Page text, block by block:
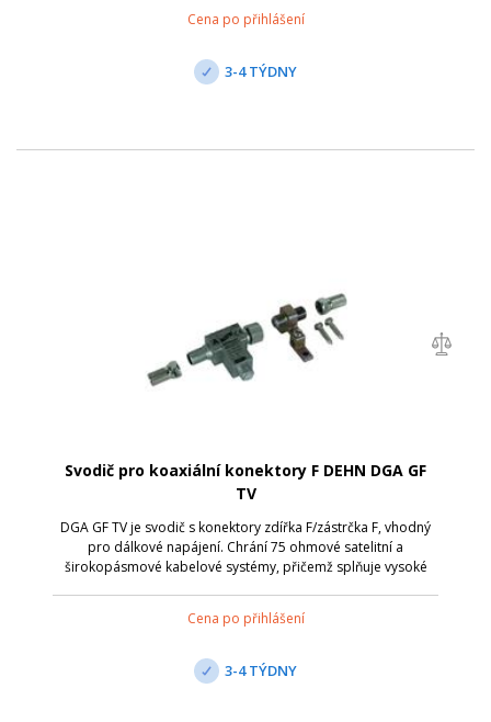
Cena po přihlášení
3-4 TÝDNY
Svodič pro koaxiální konektory F DEHN DGA GF
TV
DGA GF TV je svodič s konektory zdířka F/zástrčka F, vhodný
pro dálkové napájení. Chrání 75 ohmové satelitní a
širokopásmové kabelové systémy, přičemž splňuje vysoké
Cena po přihlášení
3-4 TÝDNY